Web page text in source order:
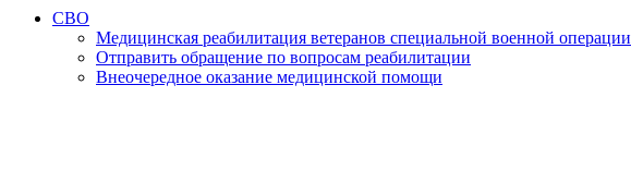
СВО
Медицинская реабилитация ветеранов специальной военной операции
Отправить обращение по вопросам реабилитации
Внеочередное оказание медицинской помощи